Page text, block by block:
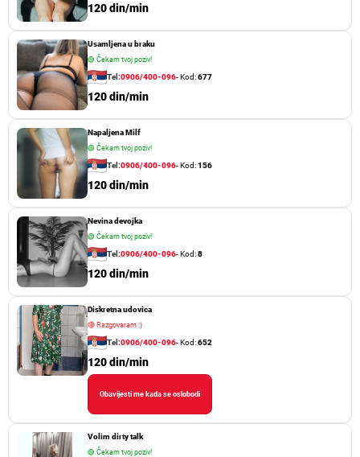
120 din/min
Usamljena u braku
🟢 Čekam tvoj poziv!
Tel:0906/400-096- Kod:677
120 din/min
Napaljena Milf
🟢 Čekam tvoj poziv!
Tel:0906/400-096- Kod:156
120 din/min
Nevina devojka
🟢 Čekam tvoj poziv!
Tel:0906/400-096- Kod:8
120 din/min
Diskretna udovica
🔴Razgovaram :)
Tel:0906/400-096- Kod:652
120 din/min
Obavijesti me kada se oslobodi
Volim dirty talk
🟢 Čekam tvoj poziv!